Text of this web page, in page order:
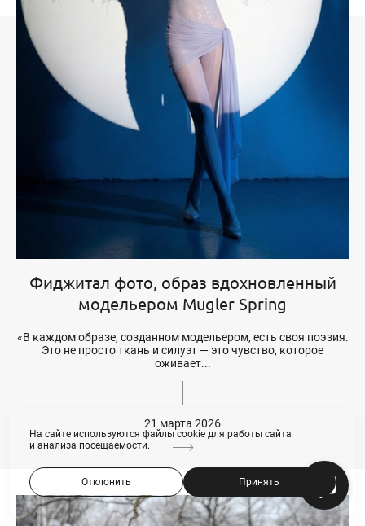
Фиджитал фото, образ вдохновленный
модельером Mugler Spring
«В каждом образе, созданном модельером, есть своя поэзия.
Это не просто ткань и силуэт — это чувство, которое
оживает...
21 марта 2026
На сайте используются файлы cookie для работы сайта
и анализа посещаемости.
Отклонить Принять